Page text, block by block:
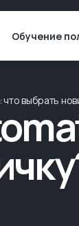
Обучение
выбрать